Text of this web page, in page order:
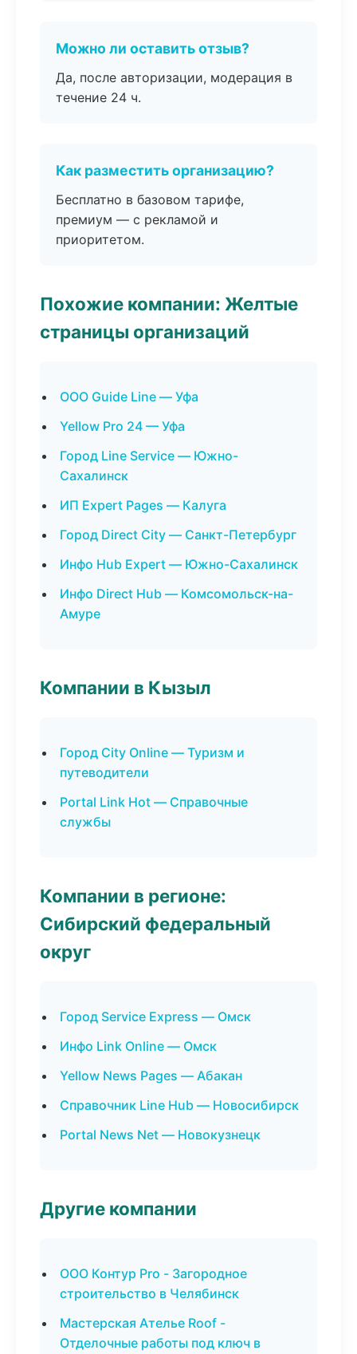
Можно ли оставить отзыв?
Да, после авторизации, модерация в
течение 24 ч.
Как разместить организацию?
Бесплатно в базовом тарифе,
премиум — с рекламой и
приоритетом.
Похожие компании: Желтые
страницы организаций
ООО Guide Line — Уфа
Yellow Pro 24 — Уфа
Город Line Service — Южно-
Сахалинск
ИП Expert Pages — Калуга
Город Direct City — Санкт-Петербург
Инфо Hub Expert — Южно-Сахалинск
Инфо Direct Hub — Комсомольск-на-
Амуре
Компании в Кызыл
Город City Online — Туризм и
путеводители
Portal Link Hot — Справочные
службы
Компании в регионе:
Сибирский федеральный
округ
Город Service Express — Омск
Инфо Link Online — Омск
Yellow News Pages — Абакан
Справочник Line Hub — Новосибирск
Portal News Net — Новокузнецк
Другие компании
ООО Контур Pro - Загородное
строительство в Челябинск
Мастерская Ателье Roof -
Отделочные работы под ключ в